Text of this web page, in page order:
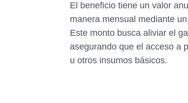
El beneficio tiene un valor
manera mensual mediante
Este monto busca aliviar el
asegurando que el acceso a
u otros insumos básicos.